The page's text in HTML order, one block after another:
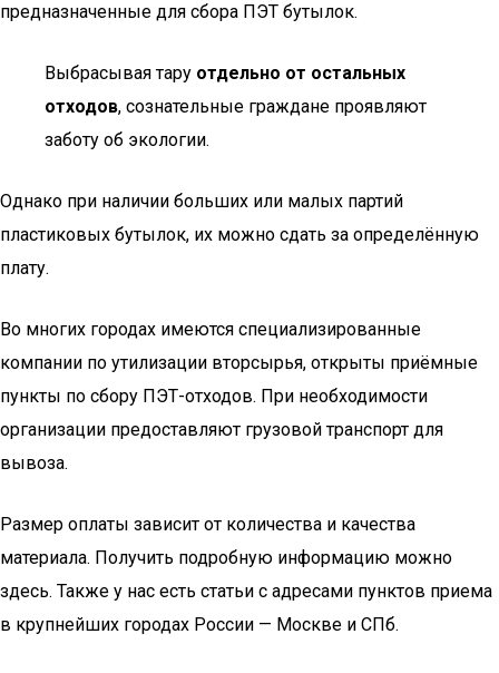
предназначенные для сбора ПЭТ бутылок.
Выбрасывая тару отдельно от остальных
отходов, сознательные граждане проявляют
заботу об экологии.
Однако при наличии больших или малых партий
пластиковых бутылок, их можно сдать за определённую
плату.
Во многих городах имеются специализированные
компании по утилизации вторсырья, открыты приёмные
пункты по сбору ПЭТ-отходов. При необходимости
организации предоставляют грузовой транспорт для
вывоза.
Размер оплаты зависит от количества и качества
материала. Получить подробную информацию можно
здесь. Также у нас есть статьи с адресами пунктов приема
в крупнейших городах России — Москве и СПб.